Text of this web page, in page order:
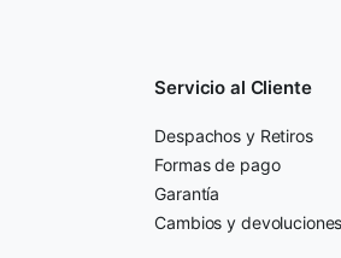
Servicio al Cliente
Despachos y Retiros
Formas de pago
Garantía
Cambios y